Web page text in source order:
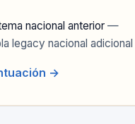
nacional anterior —
legacy nacional adicional
→